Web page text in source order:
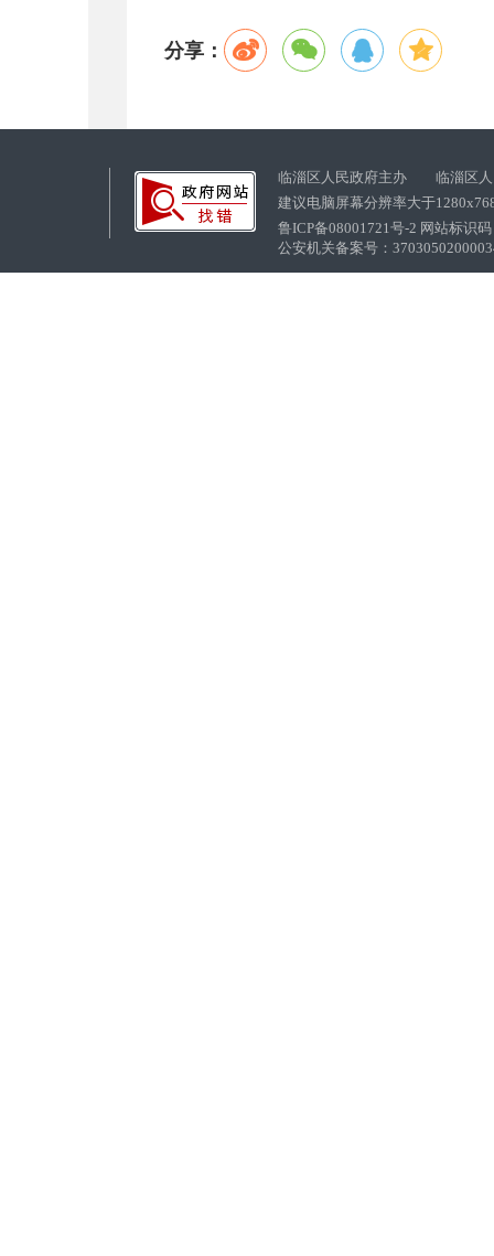
分享：
临淄区人民政府主办 临淄区人
建议电脑屏幕分辨率大于
鲁ICP备08001721号-2 网站标识
公安机关备案号：